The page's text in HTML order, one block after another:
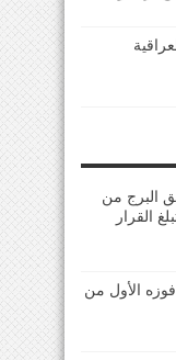
البرج من
القرار
الأول من